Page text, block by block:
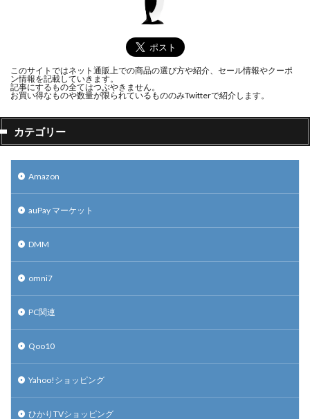
このサイトではネット通販上での商品の選び方や紹介、セール情報やクーポ
ン情報を記載していきます。
記事にするもの全てはつぶやきません。
お買い得なものや数量が限られているもののみTwitterで紹介します。
カテゴリー
Amazon
auPay マーケット
DMM
omni7
PC関連
Qoo10
Yahoo!ショッピング
ひかりTVショッピング